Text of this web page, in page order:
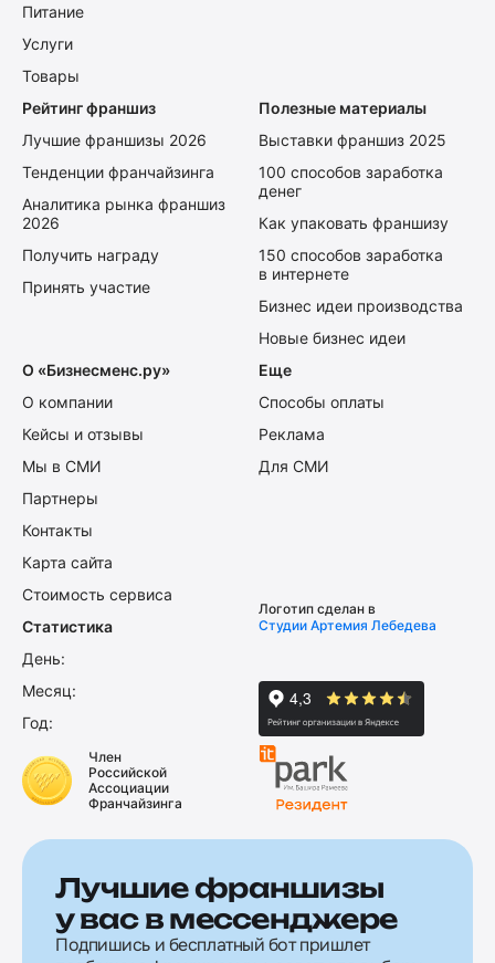
Питание
Услуги
Товары
Рейтинг франшиз
Лучшие франшизы 2026
Тенденции франчайзинга
Аналитика рынка франшиз
2026
Получить награду
Принять участие
Полезные материалы
Выставки франшиз 2025
100 способов заработка
денег
Как упаковать франшизу
150 способов заработка
в интернете
Бизнес идеи производства
Новые бизнес идеи
О «Бизнесменс.ру»
О компании
Кейсы и отзывы
Мы в СМИ
Партнеры
Контакты
Карта сайта
Стоимость сервиса
Еще
Способы оплаты
Реклама
Для СМИ
Статистика
День:
Месяц:
Год:
Логотип сделан в
Студии Артемия Лебедева
Член
Российской
Ассоциации
Франчайзинга
Лучшие франшизы
у вас в мессенджере
Подпишись и бесплатный бот пришлет